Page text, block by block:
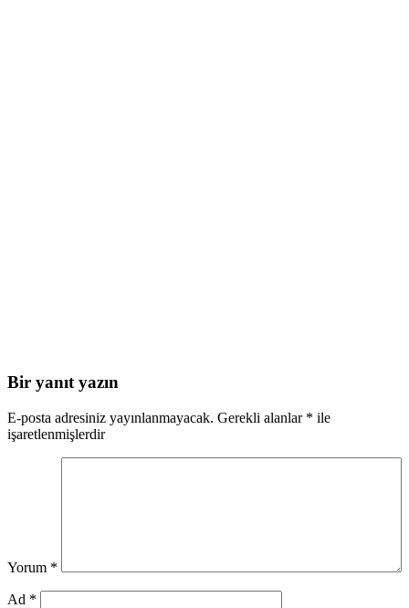
Bir yanıt yazın
E-posta adresiniz yayınlanmayacak. Gerekli alanlar * ile
işaretlenmişlerdir
Yorum *
Ad *